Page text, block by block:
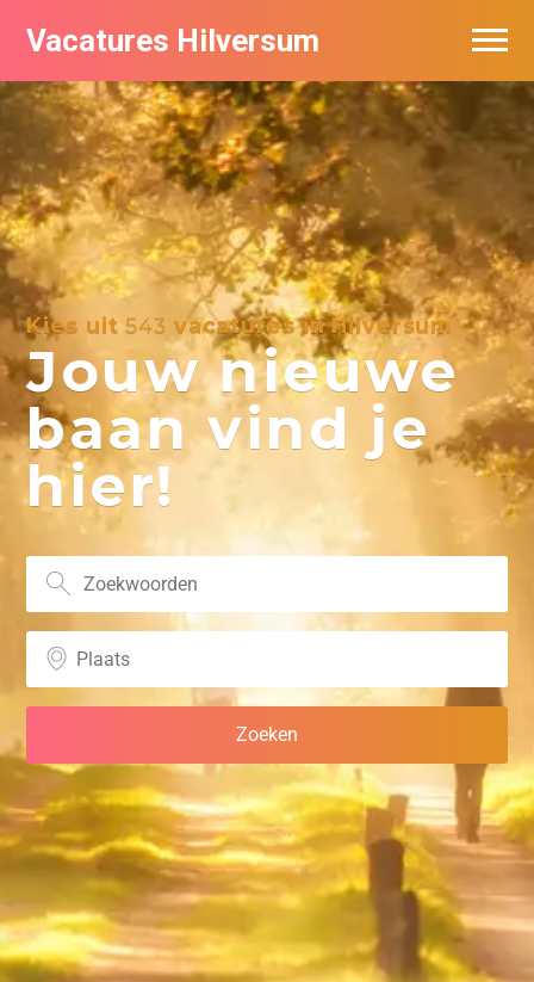
Vacatures Hilversum
Kies uit543 vacatures in Hilversum
Jouw nieuwe
baan vind je
hier!
Vacatures per bedrijf in Hilversum
De populairste vacatures in Hilversum